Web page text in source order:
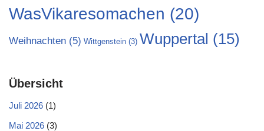
WasVikaresomachen (20)
Weihnachten (5) Wittgenstein (3) Wuppertal (15)
Übersicht
Juli 2026 (1)
Mai 2026 (3)